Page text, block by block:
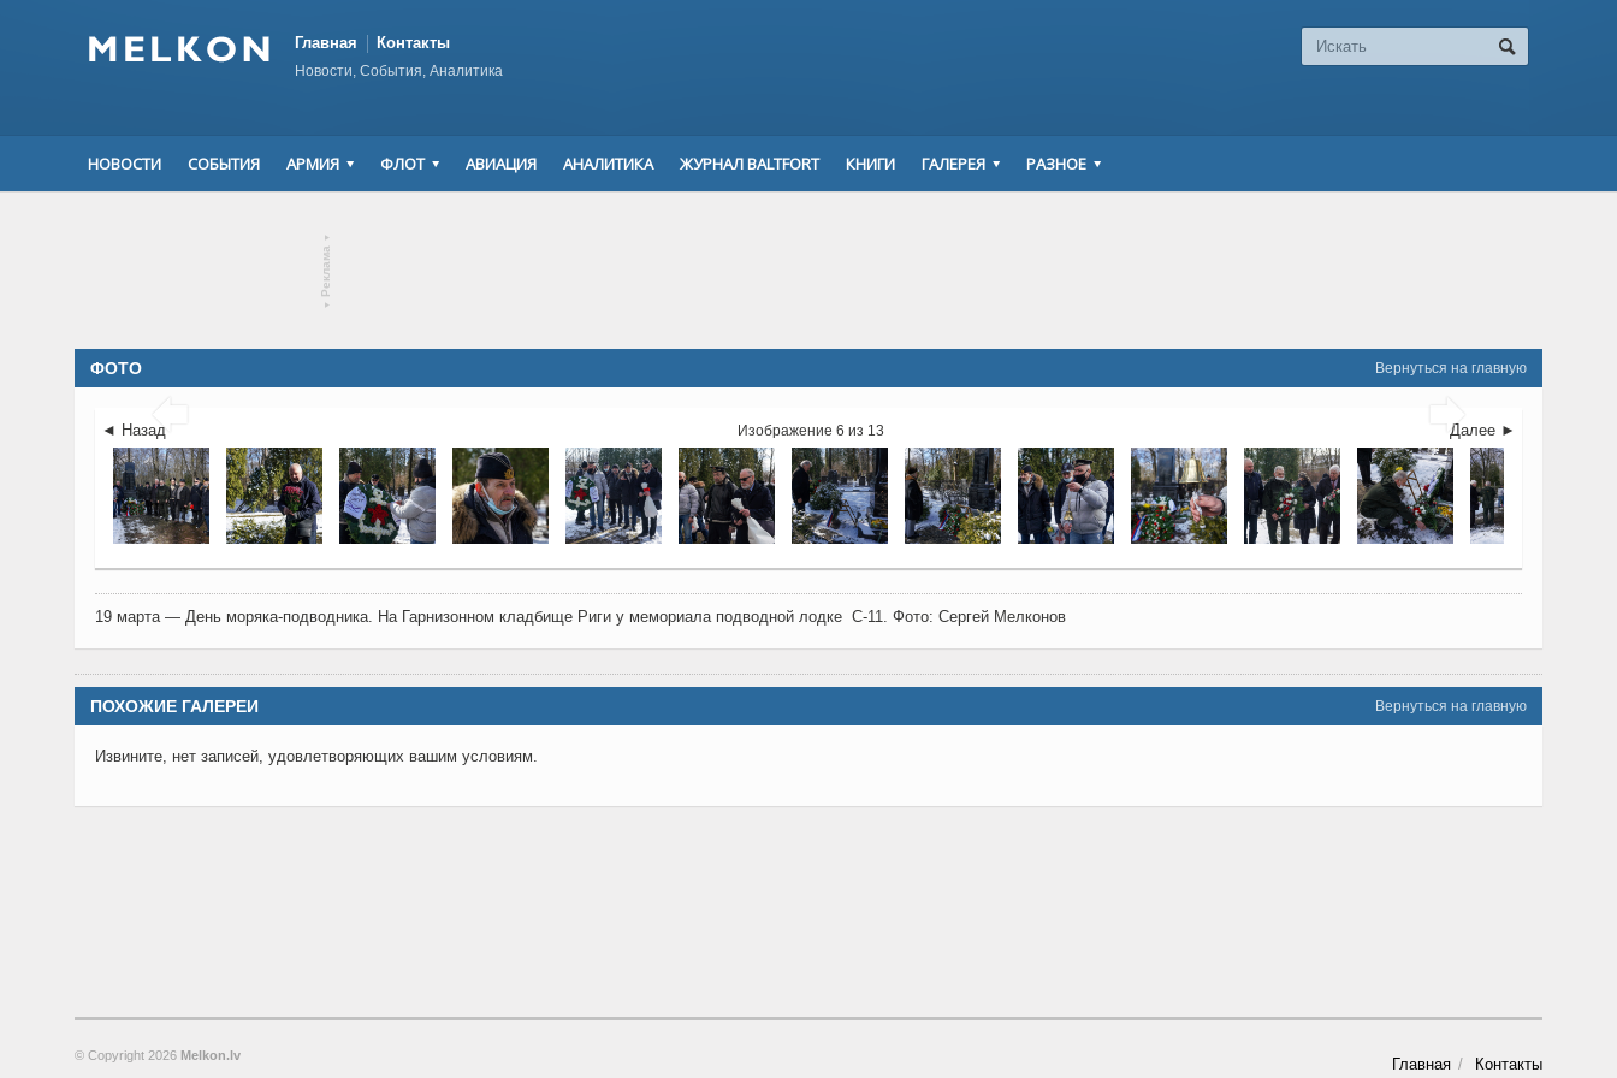
Главная Контакты
Новости, События, Аналитика
НОВОСТИ СОБЫТИЯ АРМИЯ ФЛОТ АВИАЦИЯ АНАЛИТИКА ЖУРНАЛ BALTFORT КНИГИ ГАЛЕРЕЯ РАЗНОЕ
▾
Реклама
▾
Вернуться на главную
ФОТО
 
◄ Назад Далее ►
Изображение 6 из 13
19 марта — День моряка-подводника. На Гарнизонном кладбище Риги у мемориала подводной лодке С-11. Фото: Сергей Мелконов
Вернуться на главную
ПОХОЖИЕ ГАЛЕРЕИ
Извините, нет записей, удовлетворяющих вашим условиям.
Главная Контакты
© Copyright 2026 Melkon.lv